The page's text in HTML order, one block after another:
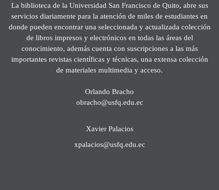
La biblioteca de la Universidad San Francisco de Quito, abre sus
servicios diariamente para la atención de miles de estudiantes en
donde pueden encontrar una seleccionada y actualizada colección
de libros impresos y electrónicos en todas las áreas del
conocimiento, además cuenta con suscripciones a las más
importantes revistas científicas y técnicas, una extensa colección
de materiales multimedia y acceso.
Orlando Bracho
obracho@usfq.edu.ec
Xavier Palacios
xpalacios@usfq.edu.ec